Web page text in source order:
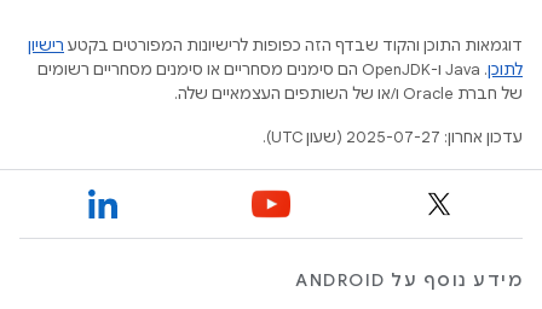
דוגמאות התוכן והקוד שבדף הזה כפופות לרישיונות המפורטים בקטע רישיון
לתוכן
.‏ Java ו-OpenJDK הם סימנים מסחריים או סימנים מסחריים רשומים
של חברת Oracle ו/או של השותפים העצמאיים שלה.
עדכון אחרון: 2025-07-27 (שעון UTC).
מידע נוסף על ANDROID